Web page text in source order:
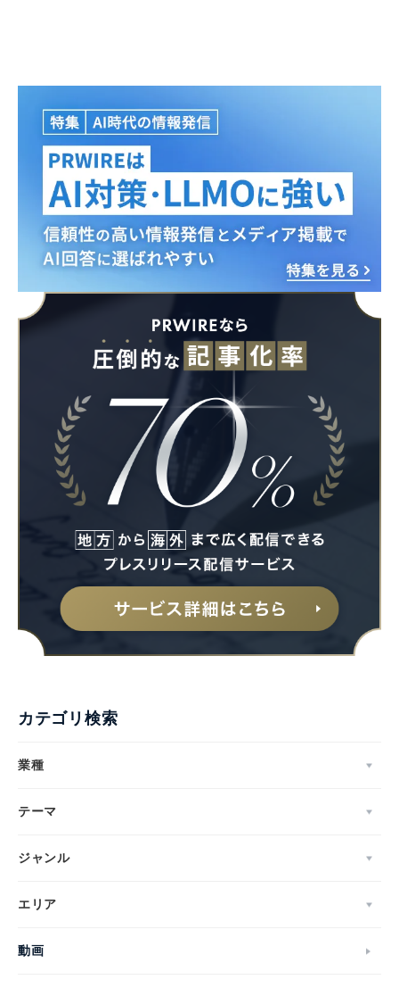
カテゴリ検索
業種
テーマ
ジャンル
エリア
動画